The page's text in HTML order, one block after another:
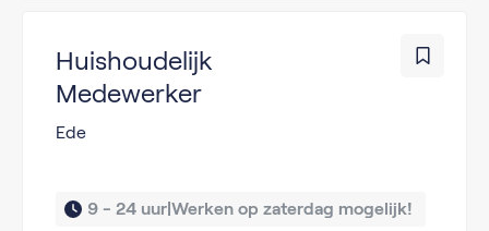
Huishoudelijk
Medewerker
Ede
9 - 24 uur|Werken op zaterdag mogelijk!